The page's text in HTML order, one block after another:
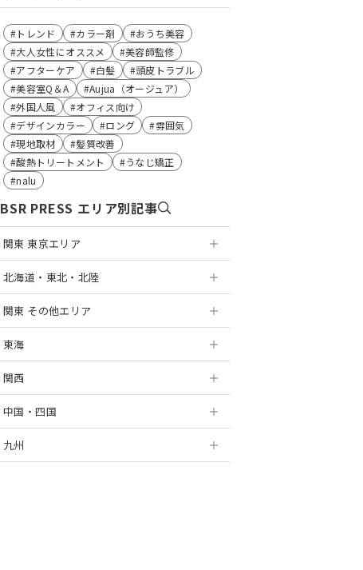
トレンド カラー剤
おうち美容
大人女性にオススメ
美容師監修
アフターケア
白髪
頭皮トラブル
美容室Q＆A
Aujua（オージュア）
外国人風
オフィス向け
デザインカラー
ロング
雰囲気
現地取材
髪質改善
酸熱トリートメント
うなじ矯正
nalu
BSR PRESS エリア別記事
関東 東京エリア
浅草
銀座
表参道
麻布十番
新宿
高田馬場
北海道・東北・北陸
札幌
円山
盛岡
仙台
山形
関東 その他エリア
神奈川
川崎
千葉
千葉
埼玉
茨城
東海
岐阜
静岡
浜松
関西
京都
大阪
中国・四国
岡山
九州